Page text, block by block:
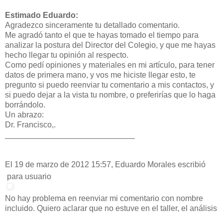
Estimado Eduardo:
Agradezco sinceramente tu detallado comentario.
Me agradó tanto el que te hayas tomado el tiempo para
analizar la postura del Director del Colegio, y que me hayas
hecho llegar tu opinión al respecto.
Como pedí opiniones y materiales en mi artículo, para tener
datos de primera mano, y vos me hiciste llegar esto, te
pregunto si puedo reenviar tu comentario a mis contactos, y
si puedo dejar a la vista tu nombre, o preferirías que lo haga
borrándolo.
Un abrazo:
Dr. Francisco,.
El 19 de marzo de 2012 15:57, Eduardo Morales escribió
para usuario
No hay problema en reenviar mi comentario con nombre
incluido. Quiero aclarar que no estuve en el taller, el análisis